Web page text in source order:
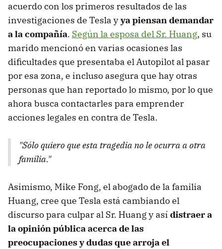
acuerdo con los primeros resultados de las
investigaciones de Tesla yya piensan demandar
a la compañía. Según la esposa del Sr. Huang, su
marido mencionó en varias ocasiones las
dificultades que presentaba el Autopilot al pasar
por esa zona, e incluso asegura que hay otras
personas que han reportado lo mismo, por lo que
ahora busca contactarles para emprender
acciones legales en contra de Tesla.
"Sólo quiero que esta tragedia no le ocurra a otra
familia."
Asimismo, Mike Fong, el abogado de la familia
Huang, cree que Tesla está cambiando el
discurso para culpar al Sr. Huang y así distraer a
la opinión pública acerca de las
preocupaciones y dudas que arroja el